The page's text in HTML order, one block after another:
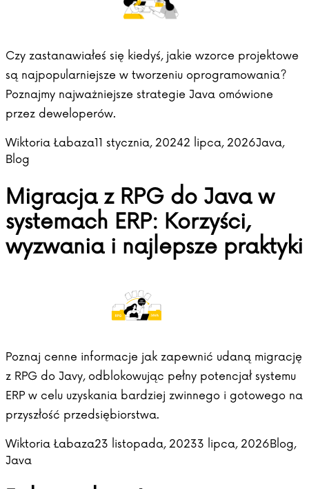
Czy zastanawiałeś się kiedyś, jakie wzorce projektowe
są najpopularniejsze w tworzeniu oprogramowania?
Poznajmy najważniejsze strategie Java omówione
przez deweloperów.
Posted by
Wiktoria Łabaza11 stycznia, 20242 lipca, 2026Posted in
Java,
Blog
Migracja z RPG do Java w
systemach ERP: Korzyści,
wyzwania i najlepsze praktyki
Poznaj cenne informacje jak zapewnić udaną migrację
z RPG do Javy, odblokowując pełny potencjał systemu
ERP w celu uzyskania bardziej zwinnego i gotowego na
przyszłość przedsiębiorstwa.
Posted by
Wiktoria Łabaza23 listopada, 20233 lipca, 2026Posted
Blog,
Java